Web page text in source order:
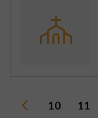
10 11